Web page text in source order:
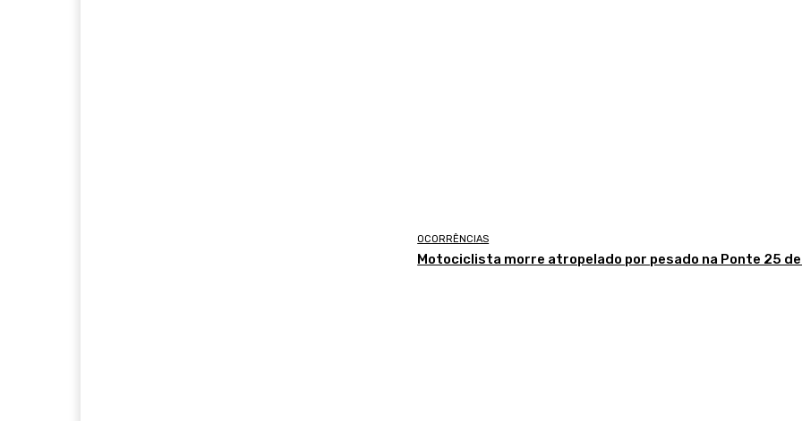
OCORRÊNCIAS
Motociclista morre atropelado por pesado na Ponte 25